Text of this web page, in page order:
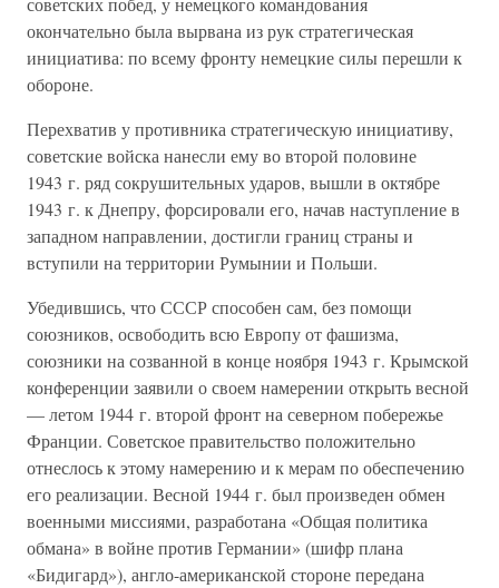
окончательно была вырвана из рук стратегическая
инициатива: по всему фронту немецкие силы перешли к
обороне.
Перехватив у противника стратегическую инициативу,
советские войска нанесли ему во второй половине
1943 г. ряд сокрушительных ударов, вышли в октябре
1943 г. к Днепру, форсировали его, начав наступление в
западном направлении, достигли границ страны и
вступили на территории Румынии и Польши.
Убедившись, что СССР способен сам, без помощи
союзников, освободить всю Европу от фашизма,
союзники на созванной в конце ноября 1943 г. Крымской
конференции заявили о своем намерении открыть весной
— летом 1944 г. второй фронт на северном побережье
Франции. Советское правительство положительно
отнеслось к этому намерению и к мерам по обеспечению
его реализации. Весной 1944 г. был произведен обмен
военными миссиями, разработана «Общая политика
обмана» в войне против Германии» (шифр плана
«Бидигард»), англо-американской стороне передана